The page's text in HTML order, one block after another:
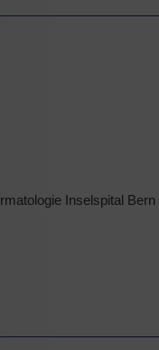
Inselspital Bern